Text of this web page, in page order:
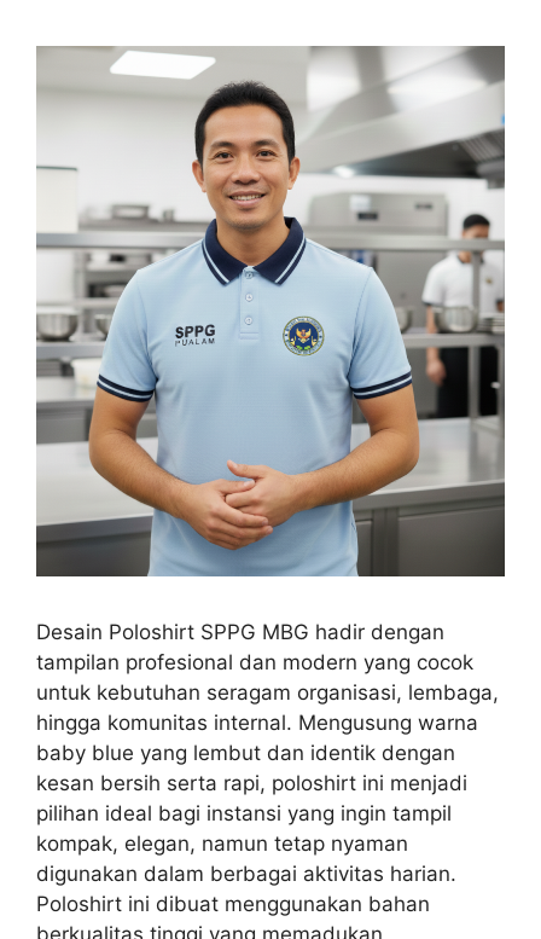
Desain Poloshirt SPPG MBG hadir dengan
tampilan profesional dan modern yang cocok
untuk kebutuhan seragam organisasi, lembaga,
hingga komunitas internal. Mengusung warna
baby blue yang lembut dan identik dengan
kesan bersih serta rapi, poloshirt ini menjadi
pilihan ideal bagi instansi yang ingin tampil
kompak, elegan, namun tetap nyaman
digunakan dalam berbagai aktivitas harian.
Poloshirt ini dibuat menggunakan bahan